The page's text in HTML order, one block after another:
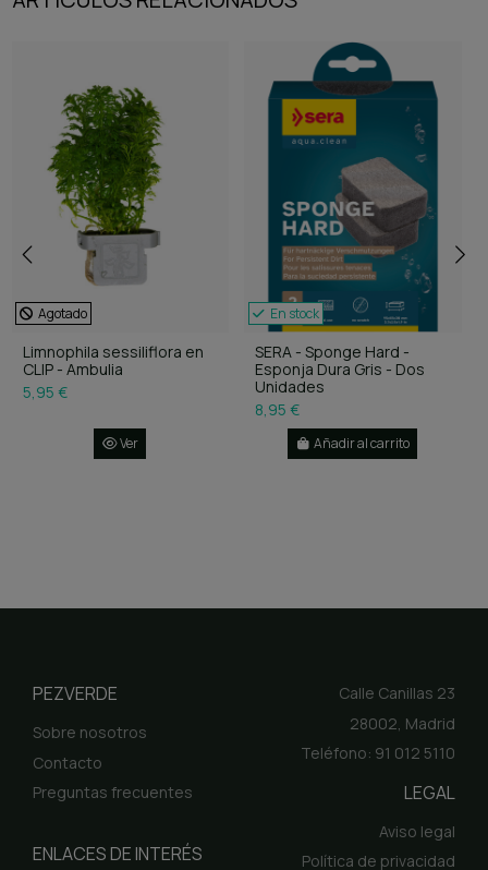
Agotado
Limnophila sessiliflora en
CLIP - Ambulia
5,95 €
Ver
En stock
SERA - Sponge Hard -
Esponja Dura Gris - Dos
Unidades
8,95 €
Añadir al carrito
PEZVERDE
Sobre nosotros
Contacto
Preguntas frecuentes
ENLACES DE INTERÉS
Calle Canillas 23
28002, Madrid
Teléfono: 91 012 5110
LEGAL
Aviso legal
Política de privacidad